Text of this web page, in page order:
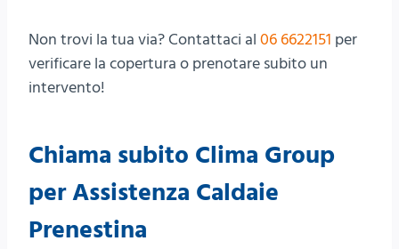
Non trovi la tua via? Contattaci al 06 6622151 per
verificare la copertura o prenotare subito un
intervento!
Chiama subito Clima Group
per Assistenza Caldaie
Prenestina